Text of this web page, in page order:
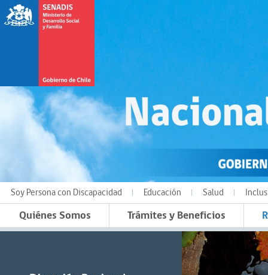
Soy Persona con Discapacidad Educación Salud
Quiénes Somos Trámites y Beneficios